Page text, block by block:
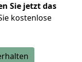
Sie jetzt das
kostenlose